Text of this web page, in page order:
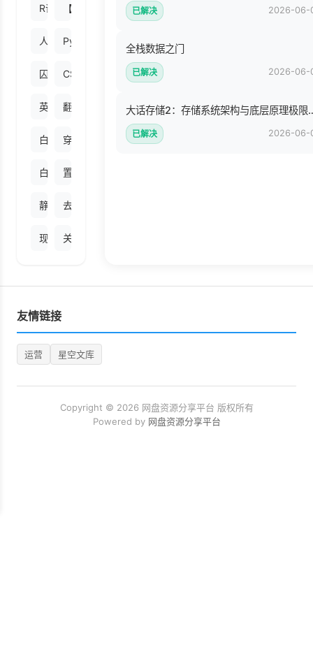
R语言数据分析与挖掘实战 (未知).pdf
【心理控制术】 .pdf
人生不设限.pdf
Python语言及其应用 (Bill Lubanovic).pdf
囚徒健身（学生版）.pdf
CSS世界 (张鑫旭).epub
英语词语拾趣 神话篇_12783626_刘致敏编_武汉市：湖北教育
翻译辨误2 - 陈德彰.mobi
白话大数据与机器学习 (高扬 卫峥 尹会生).epub
穿越平行宇宙 - 迈克斯·泰格马克 （Max Tegmark）
白话机器学习的数学（图灵图书） (立石贤吾) .mobi
置身事内_兰小欢.pdf
静湖（全三册）.epub
去规模化：小经济的大机会 - [美]凯文·梅尼 [美]赫曼特·
现代战舰大百科(图鉴版).pdf
关键冲突：如何化人际关系危机为合作共赢（原书第2版
已解决 2026-06-
全栈数据之门
已解决 2026-06-
大话存储2：存
已解决 2026-06-
友情链接
运营 星空文库
Copyright © 2026 网盘资源分享平台 版权所有
Powered by 网盘资源分享平台